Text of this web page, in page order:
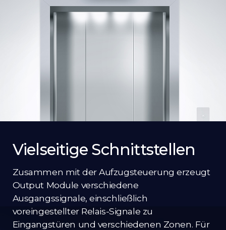
Vielseitige Schnittstellen
Zusammen mit der Aufzugsteuerung erzeugt
Output Module verschiedene
Ausgangssignale, einschließlich
voreingestellter Relais-Signale zu
Eingangstüren und verschiedenen Zonen. Für